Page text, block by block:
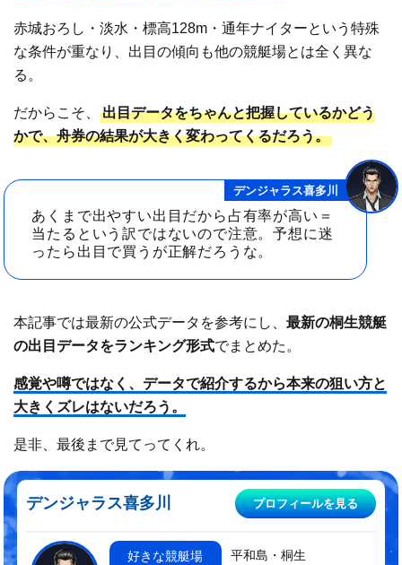
赤城おろし・淡水・標高128m・通年ナイターという特殊
な条件が重なり、出目の傾向も他の競艇場とは全く異な
る。
だからこそ、出目データをちゃんと把握しているかどう
かで、舟券の結果が大きく変わってくるだろう。
デンジャラス喜多川
あくまで出やすい出目だから占有率が高い＝
当たるという訳ではないので注意。予想に迷
ったら出目で買うが正解だろうな。
本記事では最新の公式データを参考にし、最新の桐生競艇
の出目データをランキング形式でまとめた。
感覚や噂ではなく、データで紹介するから本来の狙い方と
大きくズレはないだろう。
是非、最後まで見てってくれ。
デンジャラス喜多川 プロフィールを見る
好きな競艇場 平和島・桐生